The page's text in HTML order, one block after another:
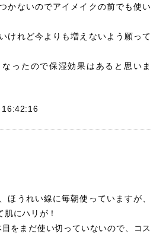
かないのでアイメイクの前でも使い
けれど今よりも増えないよう願って
ったので保湿効果はあると思いま
ほうれい線に毎朝使っていますが、
にハリが！
をまだ使い切っていないので、コス